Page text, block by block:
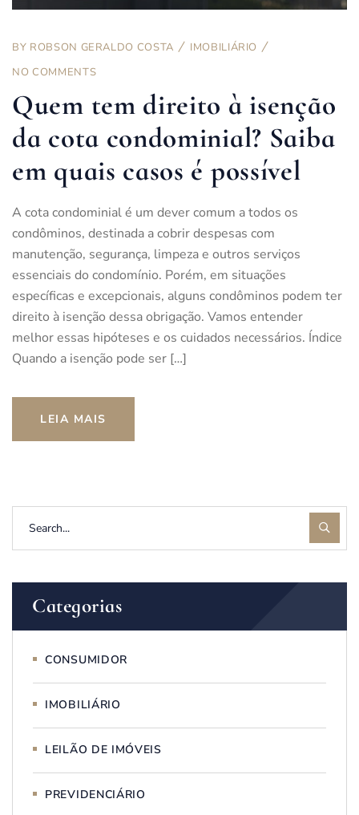
BY ROBSON GERALDO COSTA
IMOBILIÁRIO
NO COMMENTS
Quem tem direito à isenção
da cota condominial? Saiba
em quais casos é possível
A cota condominial é um dever comum a todos os
condôminos, destinada a cobrir despesas com
manutenção, segurança, limpeza e outros serviços
essenciais do condomínio. Porém, em situações
específicas e excepcionais, alguns condôminos podem ter
direito à isenção dessa obrigação. Vamos entender
melhor essas hipóteses e os cuidados necessários. Índice
Quando a isenção pode ser […]
LEIA MAIS
Categorias
CONSUMIDOR
IMOBILIÁRIO
LEILÃO DE IMÓVEIS
PREVIDENCIÁRIO